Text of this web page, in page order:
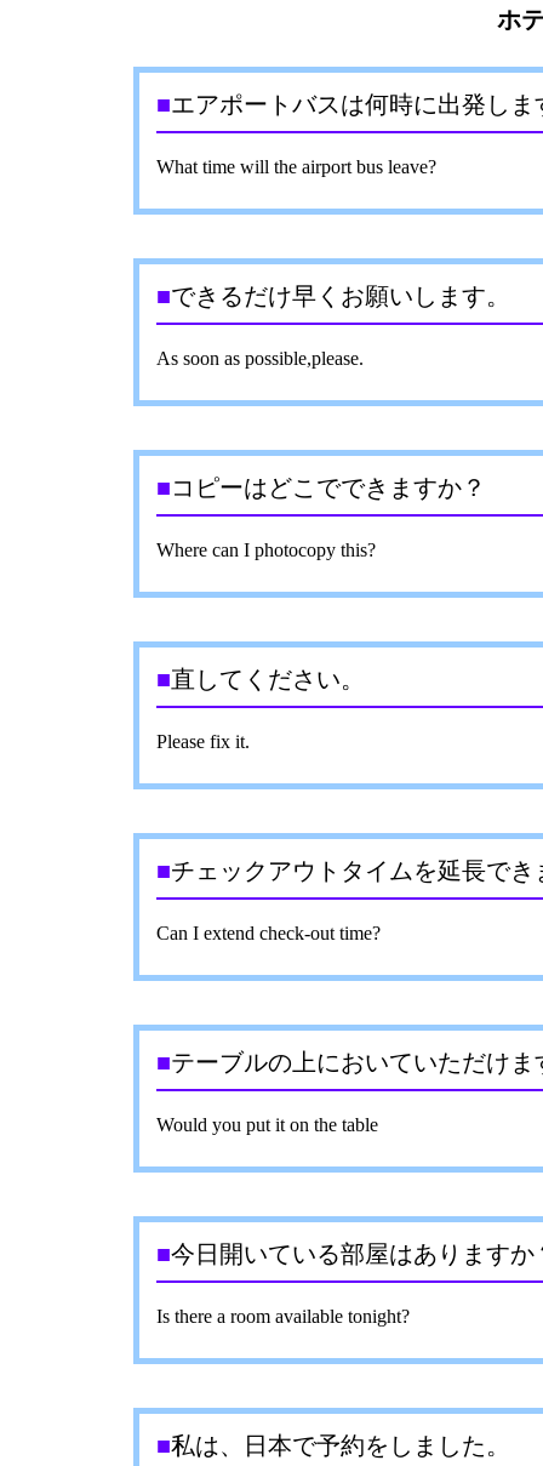
ホ
■エアポートバスは何時に出発しま
What time will the airport bus leave?
■できるだけ早くお願いします。
As soon as possible,please.
■コピーはどこでできますか？
Where can I photocopy this?
■直してください。
Please fix it.
■チェックアウトタイムを延長でき
Can I extend check-out time?
■テーブルの上においていただけま
Would you put it on the table
■今日開いている部屋はありますか
Is there a room available tonight?
■私は、日本で予約をしました。